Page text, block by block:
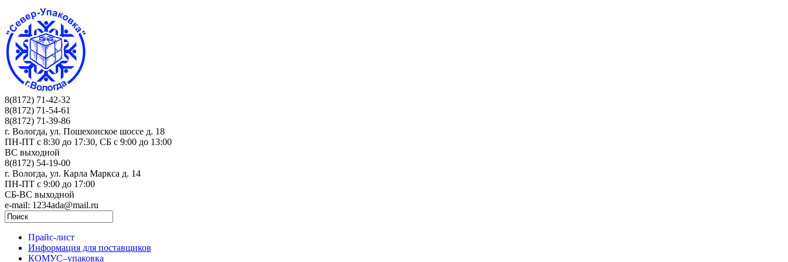
8(8172) 71-42-32
8(8172) 71-54-61
8(8172) 71-39-86
г. Вологда, ул. Пошехонское шоссе д. 18
ПН-ПТ c 8:30 до 17:30, СБ с 9:00 до 13:00
ВС выходной
8(8172) 54-19-00
г. Вологда, ул. Карла Маркса д. 14
ПН-ПТ c 9:00 до 17:00
СБ-ВС выходной
e-mail: 1234ada@mail.ru
Прайс-лист
Информация для поставщиков
КОМУС–упаковка